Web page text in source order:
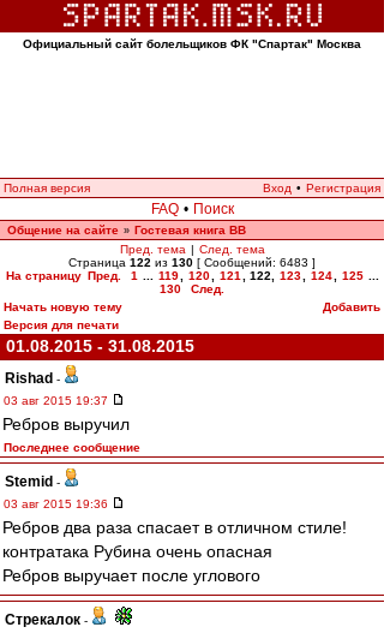
Официальный сайт болельщиков ФК "Спартак" Москва
Полная версия Вход • Регистрация
FAQ • Поиск
Общение на сайте » Гостевая книга ВВ
Пред. тема | След. тема
Страница 122 из 130 [ Сообщений: 6483 ]
На страницу Пред. 1 119 120 121 122 123 124 125
130
След.
Начать новую тему
Добавить
Версия для печати
01.08.2015 - 31.08.2015
Rishad -
03 авг 2015 19:37
Ребров выручил
Последнее сообщение
Stemid -
03 авг 2015 19:36
Ребров два раза спасает в отличном стиле!
контратака Рубина очень опасная
Ребров выручает после углового
Стрекалок -